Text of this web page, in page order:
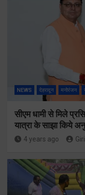
NEWS देहरादून मनोरंजन
सीएम धामी से मिले
यात्रा के साझा किये
4 years ago